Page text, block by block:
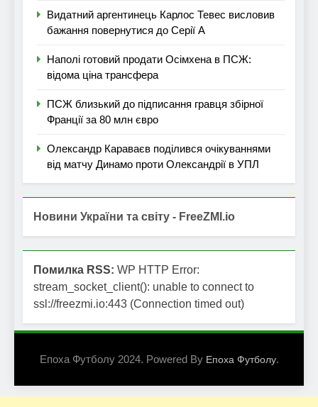
Видатний аргентинець Карлос Тевес висловив
бажання повернутися до Серії А
Наполі готовий продати Осімхена в ПСЖ:
відома ціна трансфера
ПСЖ близький до підписання гравця збірної
Франції за 80 млн євро
Олександр Караваєв поділився очікуваннями
від матчу Динамо проти Олександрії в УПЛ
Новини України та світу - FreeZMI.io
Помилка RSS: WP HTTP Error:
stream_socket_client(): unable to connect to
ssl://freezmi.io:443 (Connection timed out)
Епоха Футболу 2024. Powered By Епоха Футболу.